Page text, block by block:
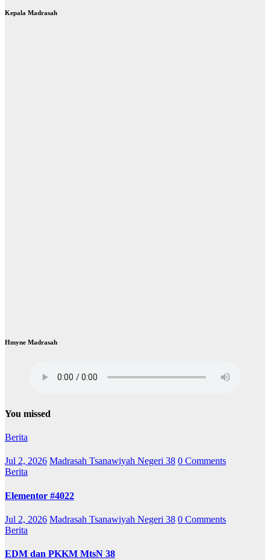
Kepala Madrasah
Hmyne Madrasah
You missed
Berita
Jul 2, 2026 Madrasah Tsanawiyah Negeri 38 0 Comments
Berita
Elementor #4022
Jul 2, 2026 Madrasah Tsanawiyah Negeri 38 0 Comments
Berita
EDM dan PKKM MtsN 38